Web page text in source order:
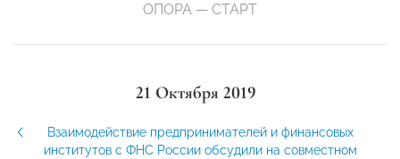
ОПОРА — СТАРТ
21 Октября 2019
Взаимодействие предпринимателей и финансовых
институтов с ФНС России обсудили на совместном